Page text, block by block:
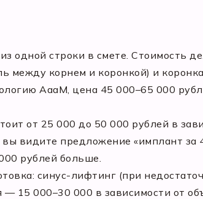
одной строки в смете. Стоимость
между корнем и коронкой) и
АааМ, цена 45 000–65 000
от 25 000 до 50 000 рублей в
видите предложение «имплант за
рублей больше.
синус-лифтинг (при
15 000–30 000 в зависимости от